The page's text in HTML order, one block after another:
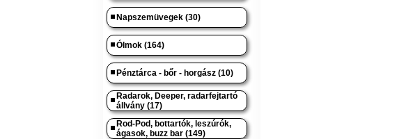
Napszemüvegek (30)
Ólmok (164)
Pénztárca - bőr - horgász (10)
Radarok, Deeper, radarfejtartó
állvány (17)
Rod-Pod, bottartók, leszúrók,
ágasok, buzz bar (149)